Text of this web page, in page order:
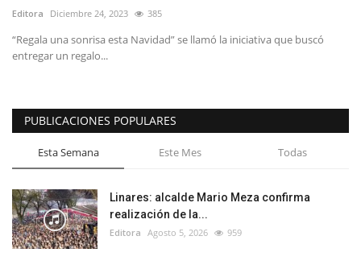
Editora Diciembre 24, 2023 385
“Regala una sonrisa esta Navidad” se llamó la iniciativa que buscó
entregar un regalo...
PUBLICACIONES POPULARES
Esta Semana Este Mes Todas
Linares: alcalde Mario Meza confirma
realización de la...
Editora Agosto 5, 2026 959